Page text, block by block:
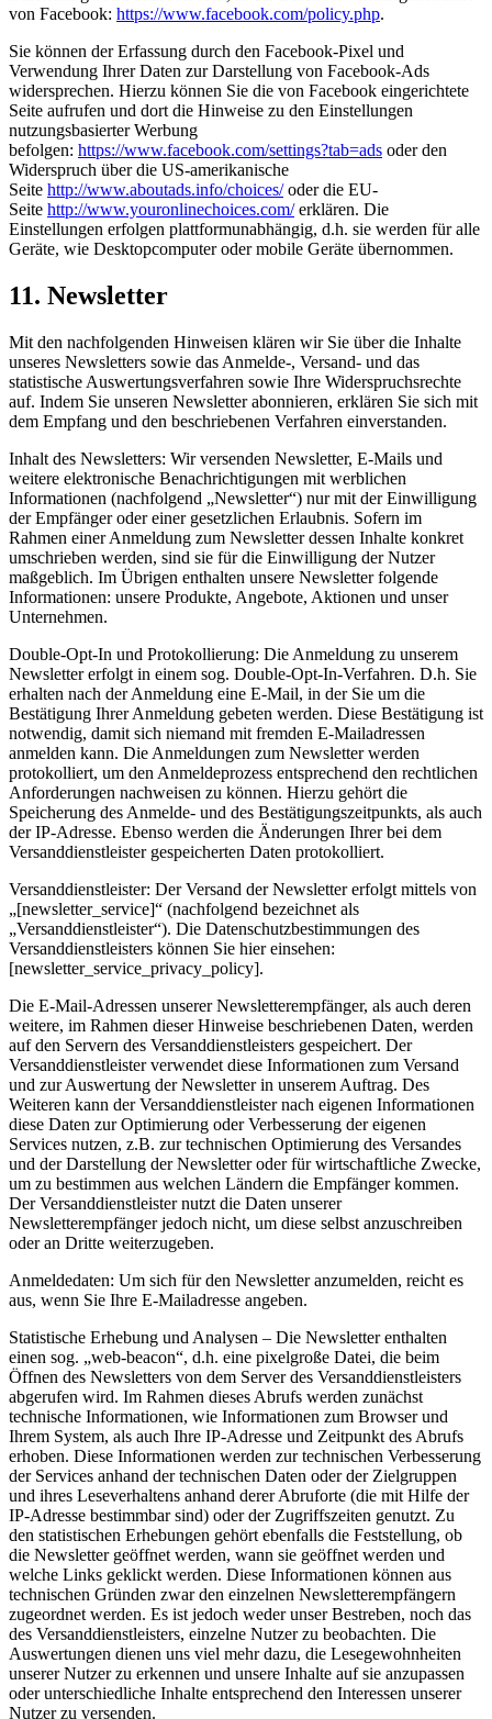
von Facebook: https://www.facebook.com/policy.php.
Sie können der Erfassung durch den Facebook-Pixel und
Verwendung Ihrer Daten zur Darstellung von Facebook-Ads
widersprechen. Hierzu können Sie die von Facebook eingerichtete
Seite aufrufen und dort die Hinweise zu den Einstellungen
nutzungsbasierter Werbung
befolgen: https://www.facebook.com/settings?tab=ads oder den
Widerspruch über die US-amerikanische
Seite http://www.aboutads.info/choices/oder die EU-
Seite http://www.youronlinechoices.com/erklären. Die
Einstellungen erfolgen plattformunabhängig, d.h. sie werden für alle
Geräte, wie Desktopcomputer oder mobile Geräte übernommen.
11. Newsletter
Mit den nachfolgenden Hinweisen klären wir Sie über die Inhalte
unseres Newsletters sowie das Anmelde-, Versand- und das
statistische Auswertungsverfahren sowie Ihre Widerspruchsrechte
auf. Indem Sie unseren Newsletter abonnieren, erklären Sie sich mit
dem Empfang und den beschriebenen Verfahren einverstanden.
Inhalt des Newsletters: Wir versenden Newsletter, E-Mails und
weitere elektronische Benachrichtigungen mit werblichen
Informationen (nachfolgend „Newsletter“) nur mit der Einwilligung
der Empfänger oder einer gesetzlichen Erlaubnis. Sofern im
Rahmen einer Anmeldung zum Newsletter dessen Inhalte konkret
umschrieben werden, sind sie für die Einwilligung der Nutzer
maßgeblich. Im Übrigen enthalten unsere Newsletter folgende
Informationen: unsere Produkte, Angebote, Aktionen und unser
Unternehmen.
Double-Opt-In und Protokollierung: Die Anmeldung zu unserem
Newsletter erfolgt in einem sog. Double-Opt-In-Verfahren. D.h. Sie
erhalten nach der Anmeldung eine E-Mail, in der Sie um die
Bestätigung Ihrer Anmeldung gebeten werden. Diese Bestätigung ist
notwendig, damit sich niemand mit fremden E-Mailadressen
anmelden kann. Die Anmeldungen zum Newsletter werden
protokolliert, um den Anmeldeprozess entsprechend den rechtlichen
Anforderungen nachweisen zu können. Hierzu gehört die
Speicherung des Anmelde- und des Bestätigungszeitpunkts, als auch
der IP-Adresse. Ebenso werden die Änderungen Ihrer bei dem
Versanddienstleister gespeicherten Daten protokolliert.
Versanddienstleister: Der Versand der Newsletter erfolgt mittels von
„[newsletter_service]“ (nachfolgend bezeichnet als
„Versanddienstleister“). Die Datenschutzbestimmungen des
Versanddienstleisters können Sie hier einsehen:
[newsletter_service_privacy_policy].
Die E-Mail-Adressen unserer Newsletterempfänger, als auch deren
weitere, im Rahmen dieser Hinweise beschriebenen Daten, werden
auf den Servern des Versanddienstleisters gespeichert. Der
Versanddienstleister verwendet diese Informationen zum Versand
und zur Auswertung der Newsletter in unserem Auftrag. Des
Weiteren kann der Versanddienstleister nach eigenen Informationen
diese Daten zur Optimierung oder Verbesserung der eigenen
Services nutzen, z.B. zur technischen Optimierung des Versandes
und der Darstellung der Newsletter oder für wirtschaftliche Zwecke,
um zu bestimmen aus welchen Ländern die Empfänger kommen.
Der Versanddienstleister nutzt die Daten unserer
Newsletterempfänger jedoch nicht, um diese selbst anzuschreiben
oder an Dritte weiterzugeben.
Anmeldedaten: Um sich für den Newsletter anzumelden, reicht es
aus, wenn Sie Ihre E-Mailadresse angeben.
Statistische Erhebung und Analysen – Die Newsletter enthalten
einen sog. „web-beacon“, d.h. eine pixelgroße Datei, die beim
Öffnen des Newsletters von dem Server des Versanddienstleisters
abgerufen wird. Im Rahmen dieses Abrufs werden zunächst
technische Informationen, wie Informationen zum Browser und
Ihrem System, als auch Ihre IP-Adresse und Zeitpunkt des Abrufs
erhoben. Diese Informationen werden zur technischen Verbesserung
der Services anhand der technischen Daten oder der Zielgruppen
und ihres Leseverhaltens anhand derer Abruforte (die mit Hilfe der
IP-Adresse bestimmbar sind) oder der Zugriffszeiten genutzt. Zu
den statistischen Erhebungen gehört ebenfalls die Feststellung, ob
die Newsletter geöffnet werden, wann sie geöffnet werden und
welche Links geklickt werden. Diese Informationen können aus
technischen Gründen zwar den einzelnen Newsletterempfängern
zugeordnet werden. Es ist jedoch weder unser Bestreben, noch das
des Versanddienstleisters, einzelne Nutzer zu beobachten. Die
Auswertungen dienen uns viel mehr dazu, die Lesegewohnheiten
unserer Nutzer zu erkennen und unsere Inhalte auf sie anzupassen
oder unterschiedliche Inhalte entsprechend den Interessen unserer
Nutzer zu versenden.